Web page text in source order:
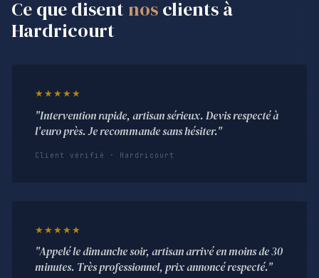
Ce que disent nosclients à
Hardricourt
★★★★★
"Intervention rapide, artisan sérieux. Devis respecté à
l'euro près. Je recommande sans hésiter."
Client vérifié · Hardricourt
★★★★★
"Appelé le dimanche soir, artisan arrivé en moins de 30
minutes. Très professionnel, prix annoncé respecté."